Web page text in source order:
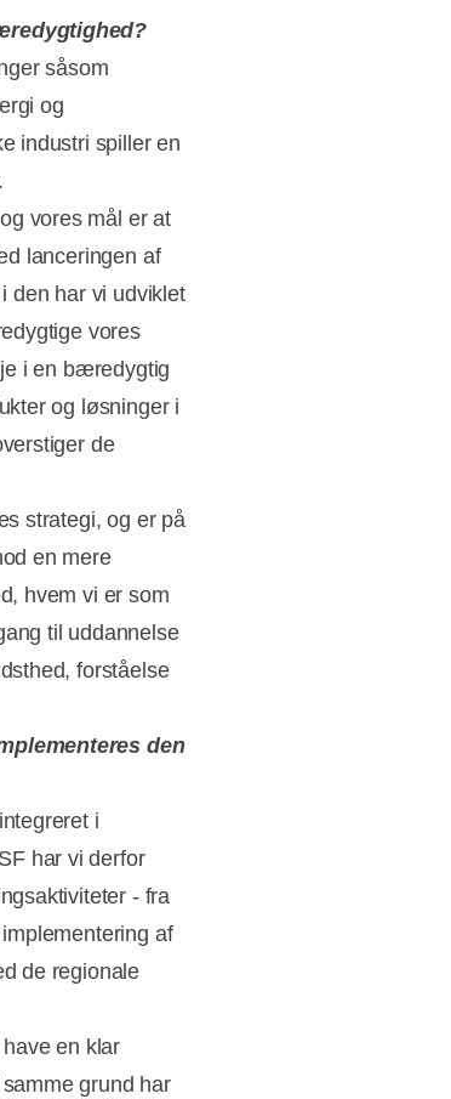
såsom
og
industri spiller en
vores mål er at
lanceringen af
den har vi udviklet
vores
i en bæredygtig
og løsninger i
de
strategi, og er på
en mere
hvem vi er som
til uddannelse
forståelse
den
i
har vi derfor
- fra
af
de regionale
en klar
grund har